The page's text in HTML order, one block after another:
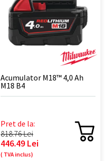
Acumulator M18™ 4,0 Ah
M18 B4
Pret de la:
818.76 Lei
446.49 Lei
( TVA inclus)